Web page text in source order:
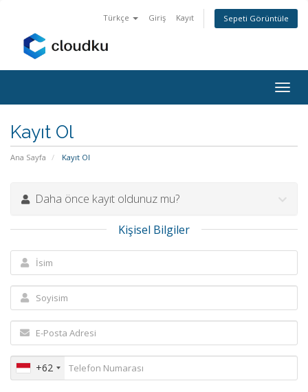
Türkçe Giriş Kayıt Sepeti Görüntüle
Kayıt Ol
Ana Sayfa Kayıt Ol
Daha önce kayıt oldunuz mu?
Kişisel Bilgiler
+62